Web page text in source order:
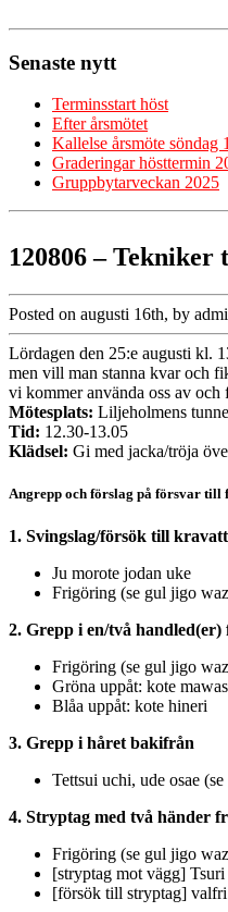
Senaste nytt
Terminsstart höst
Efter årsmötet
Kallelse årsmöte söndag
Graderingar hösttermin
Gruppbytarveckan 2025
120806 – Tekniker
Posted on augusti 16th, by
Lördagen den 25:e augusti kl.
men vill man stanna kvar och
vi kommer använda oss av och
Mötesplats: Liljeholmens
Tid: 12.30-13.05
Klädsel: Gi med jacka/tröja
Angrepp och förslag på försvar till
1. Svingslag/försök till
Ju morote jodan uke
Frigöring (se gul jigo
2. Grepp i en/två
Frigöring (se gul jigo
Gröna uppåt: kote
Blåa uppåt: kote hineri
3. Grepp i håret bakifrån
Tettsui uchi, ude osae
4. Stryptag med två händer
Frigöring (se gul jigo
[stryptag mot vägg]
[försök till stryptag]